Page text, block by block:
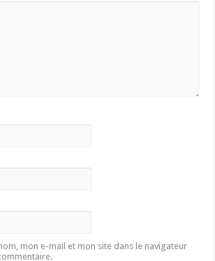
mon e-mail et mon site dans le navigateur